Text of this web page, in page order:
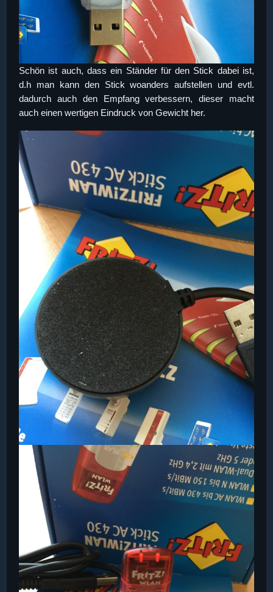
Schön ist auch, dass ein Ständer für den Stick dabei ist,
d.h man kann den Stick woanders aufstellen und evtl.
dadurch auch den Empfang verbessern, dieser macht
auch einen wertigen Eindruck von Gewicht her.